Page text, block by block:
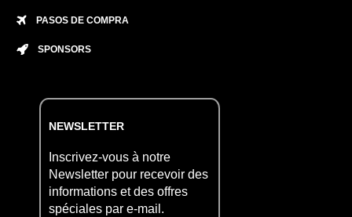
PASOS DE COMPRA
SPONSORS
NEWSLETTER
Inscrivez-vous à notre
Newsletter pour recevoir des
informations et des offres
spéciales par e-mail.